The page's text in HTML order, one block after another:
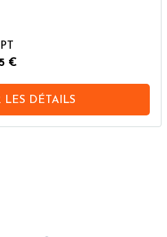
€
LES DÉTAILS